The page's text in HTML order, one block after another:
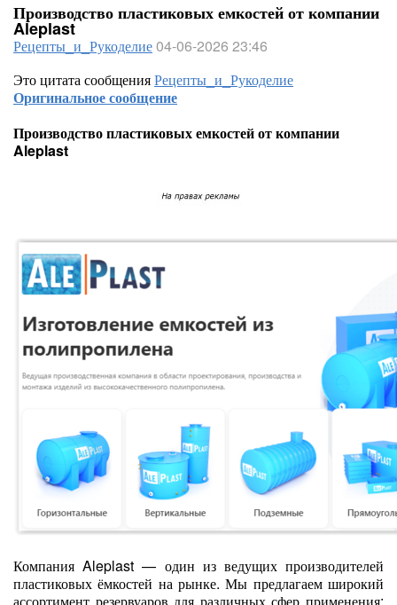
Производство пластиковых емкостей от компании
Aleplast
Рецепты_и_Рукоделие04-06-2026 23:46
Это цитата сообщенияРецепты_и_Рукоделие
Оригинальное сообщение
Производство пластиковых емкостей от компании
Aleplast
Компания Aleplast — один из ведущих производителей
пластиковых ёмкостей на рынке. Мы предлагаем широкий